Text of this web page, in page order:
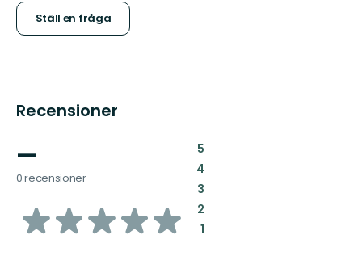
Ställ en fråga
Recensioner
—
0 recensioner
av
5:
4:
3:
2:
1: